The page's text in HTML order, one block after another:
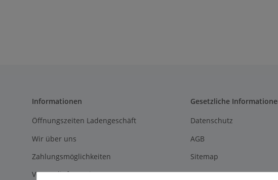
Informationen
Öffnungszeiten Ladengeschäft
Wir über uns
Zahlungsmöglichkeiten
Versandinformationen
Gesetzliche
Datenschutz
AGB
Sitemap
Impressum